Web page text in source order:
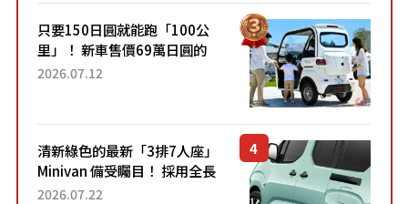
只要150日圓就能跑「100公
里」！ 新車售價69萬日圓的
「3人座」Trike大受歡迎！ 順
2026.07.12
清新綠色的最新「3排7人座」
Minivan 備受矚目！ 採用全長
4.7公尺剛剛好的車身尺寸與
2026.07.22